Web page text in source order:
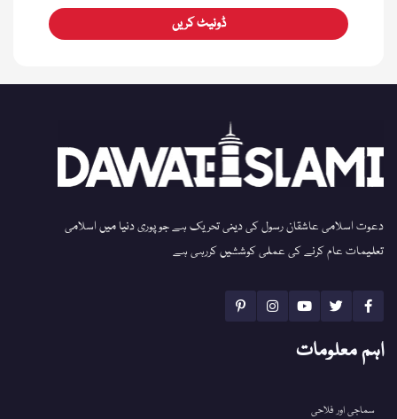
ڈونیٹ کریں
دعوت اسلامی عاشقان رسول کی دینی تحریک ہے جو پوری دنیا میں اسلامی
تعلیمات عام کرنے کی عملی کوششیں کررہی ہے
اہم معلومات
سماجی اور فلاحی